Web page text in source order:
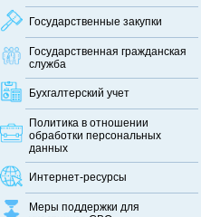
Государственные закупки
Государственная гражданская
служба
Бухгалтерский учет
Политика в отношении
обработки персональных
данных
Интернет-ресурсы
Меры поддержки для